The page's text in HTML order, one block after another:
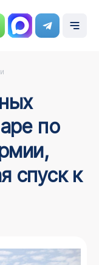
по
спуск к